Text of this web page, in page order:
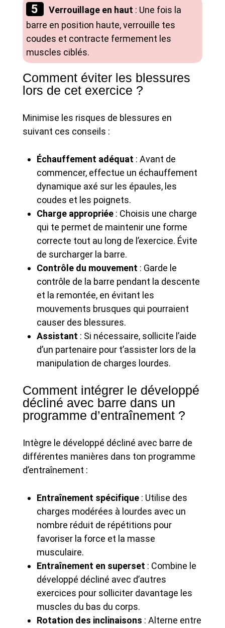
Verrouillage en haut : Une fois la
barre en position haute, verrouille tes
coudes et contracte fermement les
muscles ciblés.
Comment éviter les blessures
lors de cet exercice ?
Minimise les risques de blessures en
suivant ces conseils :
Échauffement adéquat : Avant de
commencer, effectue un échauffement
dynamique axé sur les épaules, les
coudes et les poignets.
Charge appropriée : Choisis une charge
qui te permet de maintenir une forme
correcte tout au long de l’exercice. Évite
de surcharger la barre.
Contrôle du mouvement : Garde le
contrôle de la barre pendant la descente
et la remontée, en évitant les
mouvements brusques qui pourraient
causer des blessures.
Assistant : Si nécessaire, sollicite l’aide
d’un partenaire pour t’assister lors de la
manipulation de charges lourdes.
Comment intégrer le développé
décliné avec barre dans un
programme d’entraînement ?
Intègre le développé décliné avec barre de
différentes manières dans ton programme
d’entraînement :
Entraînement spécifique : Utilise des
charges modérées à lourdes avec un
nombre réduit de répétitions pour
favoriser la force et la masse
musculaire.
Entraînement en superset : Combine le
développé décliné avec d’autres
exercices pour solliciter davantage les
muscles du bas du corps.
Rotation des inclinaisons : Alterne entre